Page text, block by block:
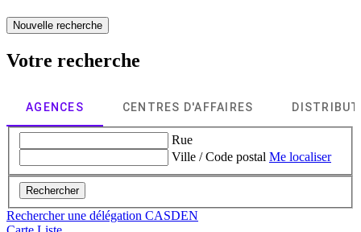
Nouvelle recherche
Votre recherche
AGENCES CENTRES D'AFFAIRES
Rue
Ville / Code postal Me localiser
Rechercher
Rechercher une délégation CASDEN